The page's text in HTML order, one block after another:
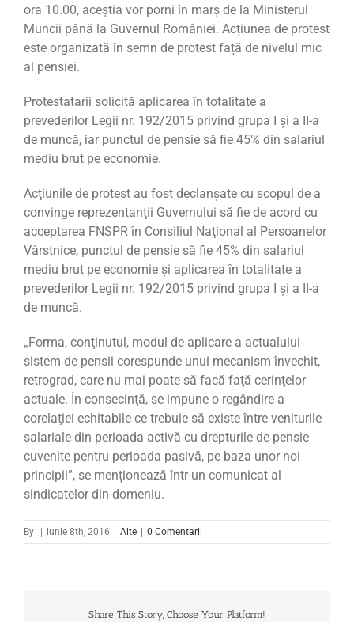
ora 10.00, aceștia vor porni în marș de la Ministerul
Muncii până la Guvernul României. Acțiunea de protest
este organizată în semn de protest față de nivelul mic
al pensiei.
Protestatarii solicită aplicarea în totalitate a
prevederilor Legii nr. 192/2015 privind grupa I şi a II-a
de muncă, iar punctul de pensie să fie 45% din salariul
mediu brut pe economie.
Acţiunile de protest au fost declanșate cu scopul de a
convinge reprezentanţii Guvernului să fie de acord cu
acceptarea FNSPR în Consiliul Naţional al Persoanelor
Vârstnice, punctul de pensie să fie 45% din salariul
mediu brut pe economie și aplicarea în totalitate a
prevederilor Legii nr. 192/2015 privind grupa I şi a II-a
de muncă.
„Forma, conţinutul, modul de aplicare a actualului
sistem de pensii corespunde unui mecanism învechit,
retrograd, care nu mai poate să facă faţă cerinţelor
actuale. În consecinţă, se impune o regândire a
corelaţiei echitabile ce trebuie să existe între veniturile
salariale din perioada activă cu drepturile de pensie
cuvenite pentru perioada pasivă, pe baza unor noi
principii”, se menționează într-un comunicat al
sindicatelor din domeniu.
By iunie 8th, 2016 Alte 0 Comentarii
Share This Story, Choose Your Platform!